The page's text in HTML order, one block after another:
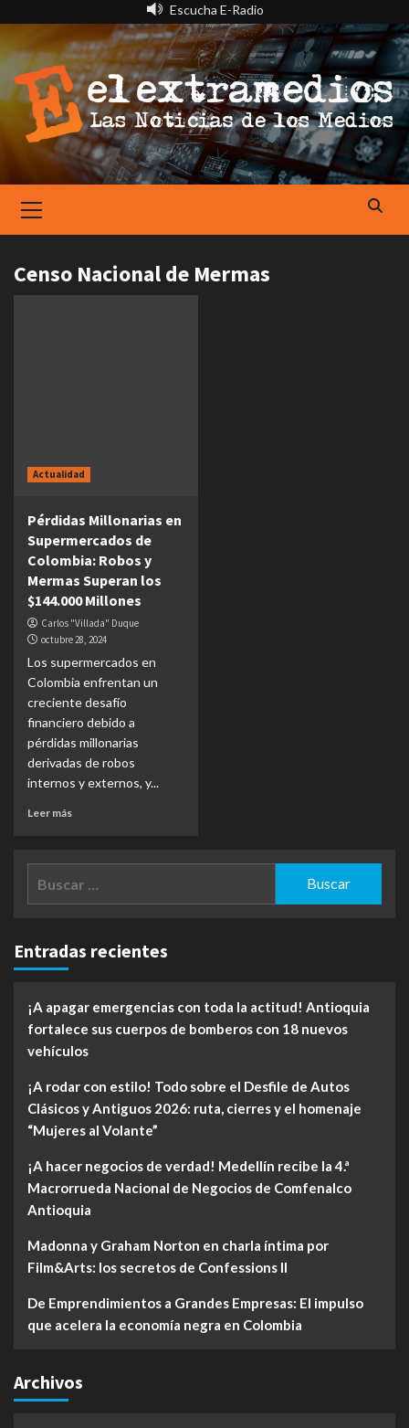
contenido
Escucha E-Radio
Menu
Censo Nacional de Mermas
Actualidad
Pérdidas Millonarias en
Supermercados de
Colombia: Robos y
Mermas Superan los
$144.000 Millones
Carlos "Villada" Duque
octubre 28, 2024
Los supermercados en
Colombia enfrentan un
creciente desafío
financiero debido a
pérdidas millonarias
derivadas de robos
internos y externos, y...
Leer más
Entradas recientes
¡A apagar emergencias con toda la actitud! Antioquia
fortalece sus cuerpos de bomberos con 18 nuevos
vehículos
¡A rodar con estilo! Todo sobre el Desfile de Autos
Clásicos y Antiguos 2026: ruta, cierres y el homenaje
“Mujeres al Volante”
¡A hacer negocios de verdad! Medellín recibe la 4.ª
Macrorrueda Nacional de Negocios de Comfenalco
Antioquia
Madonna y Graham Norton en charla íntima por
Film&Arts: los secretos de Confessions II
De Emprendimientos a Grandes Empresas: El impulso
que acelera la economía negra en Colombia
Archivos